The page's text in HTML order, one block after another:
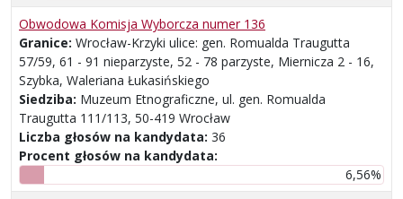
Obwodowa Komisja Wyborcza numer 136
Granice: Wrocław-Krzyki ulice: gen. Romualda Traugutta
57/59, 61 - 91 nieparzyste, 52 - 78 parzyste, Miernicza 2 - 16,
Szybka, Waleriana Łukasińskiego
Siedziba: Muzeum Etnograficzne, ul. gen. Romualda
Traugutta 111/113, 50-419 Wrocław
Liczba głosów na kandydata: 36
Procent głosów na kandydata:
6,56%